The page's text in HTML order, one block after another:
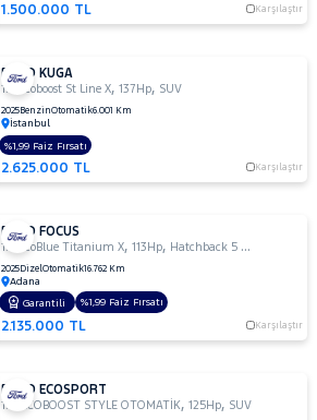
1.500.000 TL Karşılaştır
FORD KUGA
1.5 Ecoboost St Line X,137Hp, SUV
2025BenzinOtomatik6.001 Km
İstanbul
2.625.000 TL Karşılaştır
%1,99 Faiz Fırsatı
FORD FOCUS
1.5 EcoBlue Titanium X,113Hp, Hatchback 5 Kapı
2025DizelOtomatik16.762 Km
Adana
2.135.000 TL Karşılaştır
Garantili %1,99 Faiz Fırsatı
FORD ECOSPORT
1.0 ECOBOOST STYLE OTOMATİK,125Hp, SUV